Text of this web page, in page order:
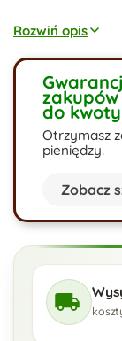
oraz przestrzeń
butelkowej
Posiadamy
Rozwiń opis
zakupów
do kwoty
Otrzymasz
pieniędzy.
Zobacz